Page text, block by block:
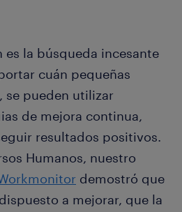
es la búsqueda incesante
cuán pequeñas
se pueden utilizar
de mejora continua,
resultados positivos.
Humanos, nuestro
demostró que
a mejorar, que la